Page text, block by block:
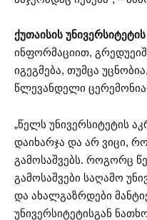
ქუთაისის უნივერსიტეტის
ინფორმაციით,
იგეგმება, თუმცა
წლევანდელი
„წელს უნივერსიტეტის
დაიხარჯა და არ ვიცი,
გამოსაშვებს. როგორც
გამოსაშვები საღამო
და ახალგაზრდები
უნივერსიტეტისგან